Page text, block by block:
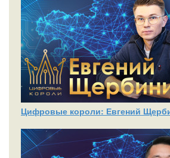
Цифровые короли: Евгений